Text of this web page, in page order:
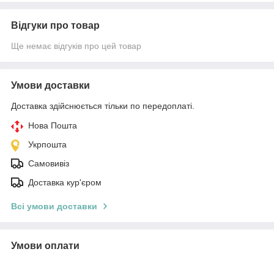
Відгуки про товар
Ще немає відгуків про цей товар
Умови доставки
Доставка здійснюється тільки по передоплаті.
Нова Пошта
Укрпошта
Самовивіз
Доставка кур'єром
Всі умови доставки
Умови оплати